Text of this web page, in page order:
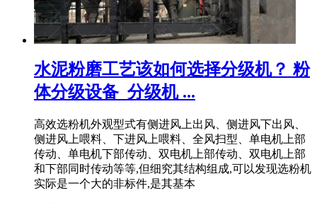
水泥粉磨工艺该如何选择分级机？ 粉
体分级设备_分级机 ...
高效选粉机外观型式有侧进风上出风、侧进风下出风、
侧进风上喂料、下进风上喂料、全风扫型、单电机上部
传动、单电机下部传动、双电机上部传动、双电机上部
和下部同时传动等等,但细究其结构组成,可以发现选粉机
实际是一个大的非标件,是其基本